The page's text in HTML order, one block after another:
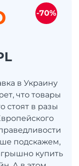
в Украину
что товары
стоят в разы
подскажем,
купить
-70%